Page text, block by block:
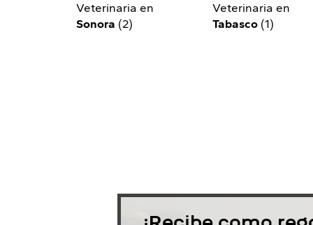
Veterinaria en
Sonora (2)
Veterinaria en
Tabasco (1)